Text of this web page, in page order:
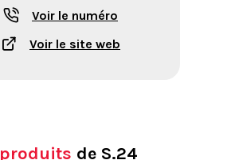
Voir le numéro
Voir le site web
produits de S.24